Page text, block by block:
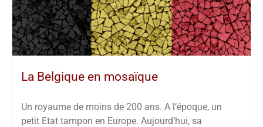
La Belgique en mosaïque
Un royaume de moins de 200 ans. A l’époque, un
petit Etat tampon en Europe. Aujourd’hui, sa